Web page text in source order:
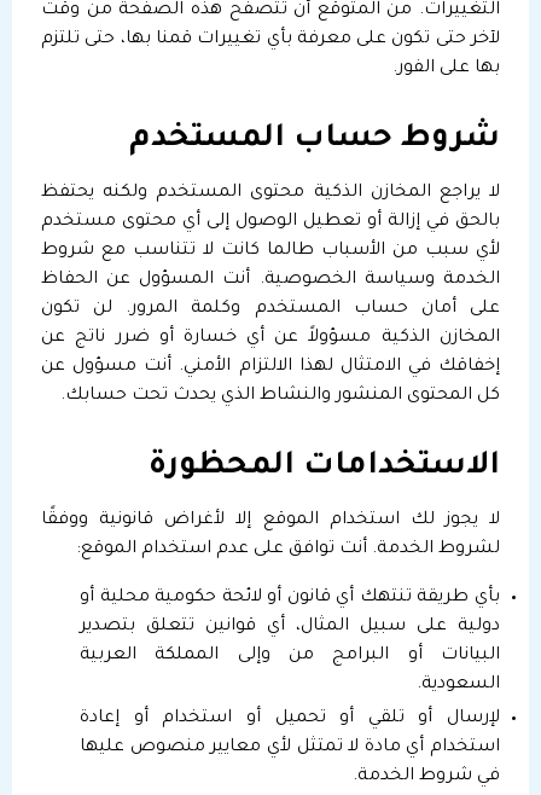
التغييرات. من المتوقع أن تتصفح هذه الصفحة من وقت
لآخر حتى تكون على معرفة بأي تغييرات قمنا بها، حتى تلتزم
بها على الفور.
شروط حساب المستخدم
لا يراجع المخازن الذكية محتوى المستخدم ولكنه يحتفظ
بالحق في إزالة أو تعطيل الوصول إلى أي محتوى مستخدم
لأي سبب من الأسباب طالما كانت لا تتناسب مع شروط
الخدمة وسياسة الخصوصية. أنت المسؤول عن الحفاظ
على أمان حساب المستخدم وكلمة المرور. لن تكون
المخازن الذكية مسؤولاً عن أي خسارة أو ضرر ناتج عن
إخفاقك في الامتثال لهذا الالتزام الأمني. أنت مسؤول عن
كل المحتوى المنشور والنشاط الذي يحدث تحت حسابك.
الاستخدامات المحظورة
لا يجوز لك استخدام الموقع إلا لأغراض قانونية ووفقًا
لشروط الخدمة. أنت توافق على عدم استخدام الموقع:
بأي طريقة تنتهك أي قانون أو لائحة حكومية محلية أو
دولية على سبيل المثال، أي قوانين تتعلق بتصدير
البيانات أو البرامج من وإلى المملكة العربية
السعودية.
لإرسال أو تلقي أو تحميل أو استخدام أو إعادة
استخدام أي مادة لا تمتثل لأي معايير منصوص عليها
في شروط الخدمة.